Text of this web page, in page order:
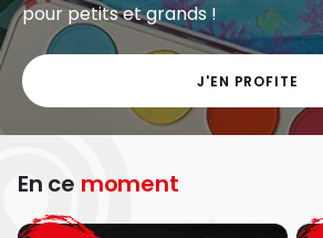
pour petits et grands !
J'EN PROFITE
En ce moment